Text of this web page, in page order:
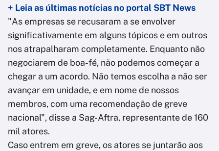
+ Leia as últimas notícias no portal SBT News
"As empresas se recusaram a se envolver
significativamente em alguns tópicos e em outros
nos atrapalharam completamente. Enquanto não
negociarem de boa-fé, não podemos começar a
chegar a um acordo. Não temos escolha a não ser
avançar em unidade, e em nome de nossos
membros, com uma recomendação de greve
nacional", disse a Sag-Aftra, representante de 160
mil atores.
Caso entrem em greve, os atores se juntarão aos